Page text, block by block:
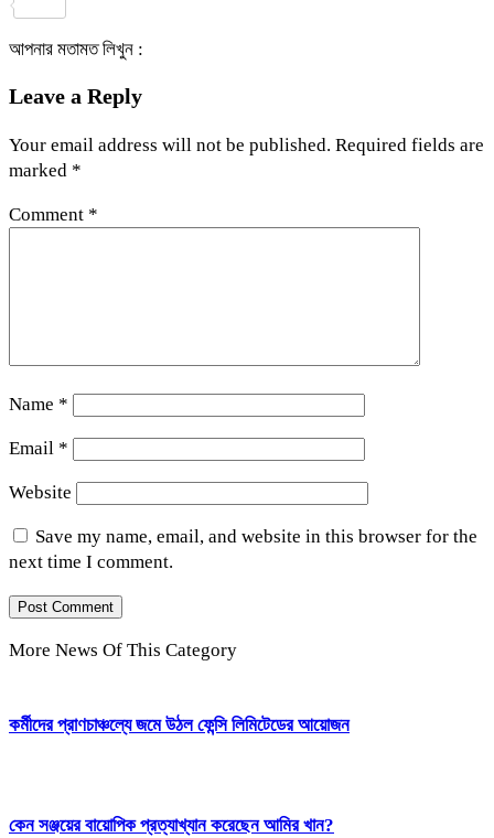
আপনার মতামত লিখুন :
Leave a Reply
Your email address will not be published. Required fields are
marked *
Comment *
Name *
Email *
Website
Save my name, email, and website in this browser for the
next time I comment.
More News Of This Category
কর্মীদের প্রাণচাঞ্চল্যে জমে উঠল ফেন্সি লিমিটেডের আয়োজন
কেন সঞ্জয়ের বায়োপিক প্রত্যাখ্যান করেছেন আমির খান?